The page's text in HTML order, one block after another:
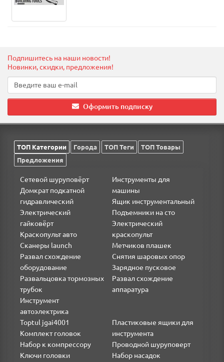
Подпишитесь на наши новости!
Новинки, скидки, предложения!
Оформить подписку
ТОП Категории Города ТОП Теги
ТОП Товары
Предложения
Сетевой шуруповёрт
Домкрат подкатной
гидравлический
Электрический
гайковёрт
Краскопульт авто
Сканеры launch
Развал схождение
оборудование
Развальцовка тормозных
трубок
Инструмент
автоэлектрика
Инструменты для
машины
Ящик инструментальный
Подъемники на сто
Электрический
краскопульт
Метчиков плашек
Снятия шаровых опор
Зарядное пусковое
Развал схождение
аппаратура
Toptul jgai4001
Комплект головок
Набор к компрессору
Ключи головки
Пластиковые ящики для
инструмента
Проводной шуруповерт
Набор насадок